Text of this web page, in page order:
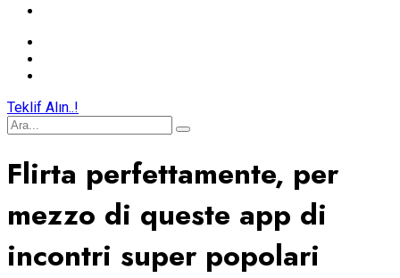
Teklif Alın..!
Flirta perfettamente, per
mezzo di queste app di
incontri super popolari